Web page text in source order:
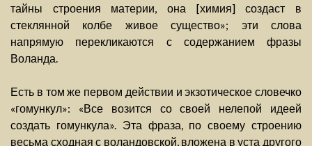
тайны строения материи, она [химия] создаст в
стеклянной колбе живое существо»; эти слова
напрямую перекликаются с содержанием фразы
Воланда.
Есть в том же первом действии и экзотическое словечко
«гомункул»: «Все возится со своей нелепой идеей
создать гомункула». Эта фраза, по своему строению
весьма сходная с воландовской, вложена в уста другого